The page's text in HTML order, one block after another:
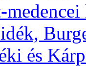
és